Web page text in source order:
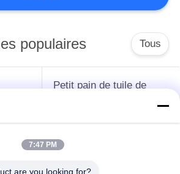
populaires Tous
Petit pain de tuile de
Machine de formage
7:47 PM
are you looking for?